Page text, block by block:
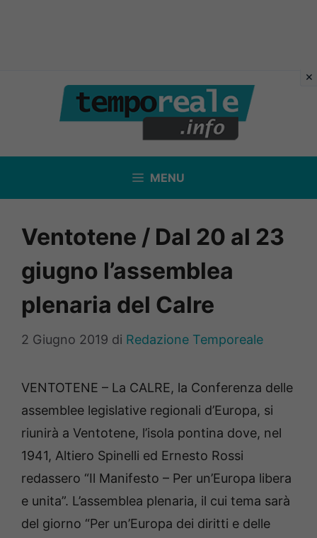
contenuto
MENU
Ventotene / Dal 20 al 23
giugno l’assemblea
plenaria del Calre
2 Giugno 2019 di Redazione Temporeale
VENTOTENE – La CALRE, la Conferenza delle
assemblee legislative regionali d’Europa, si
riunirà a Ventotene, l’isola pontina dove, nel
1941, Altiero Spinelli ed Ernesto Rossi
redassero “Il Manifesto – Per un’Europa libera
e unita”. L’assemblea plenaria, il cui tema sarà
del giorno “Per un’Europa dei diritti e delle